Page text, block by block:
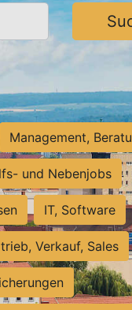
Management,
und Nebenjobs
IT, Software
Verkauf, Sales